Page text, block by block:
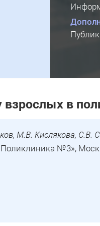
взрослых в
М.В. Кислякова, С.В.
№3»,